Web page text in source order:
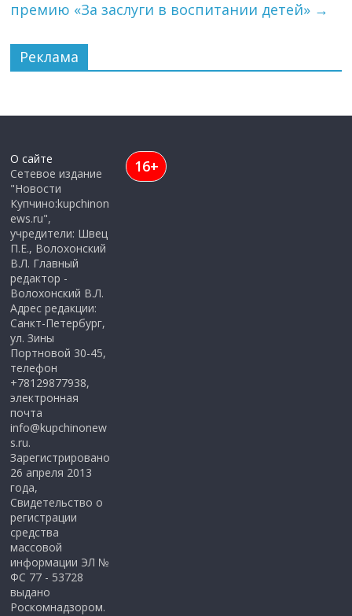
премию «За заслуги в воспитании детей» →
Реклама
О сайте
Сетевое издание
"Новости
Купчино:kupchinon
ews.ru",
учредители: Швец
П.Е., Волохонский
В.Л. Главный
редактор -
Волохонский В.Л.
Адрес редакции:
Санкт-Петербург,
ул. Зины
Портновой 30-45,
телефон
+78129877938,
электронная
почта
info@kupchinonew
s.ru.
Зарегистрировано
26 апреля 2013
года,
Свидетельство о
регистрации
средства
массовой
информации ЭЛ №
ФС 77 - 53728
выдано
Роскомнадзором.
16+